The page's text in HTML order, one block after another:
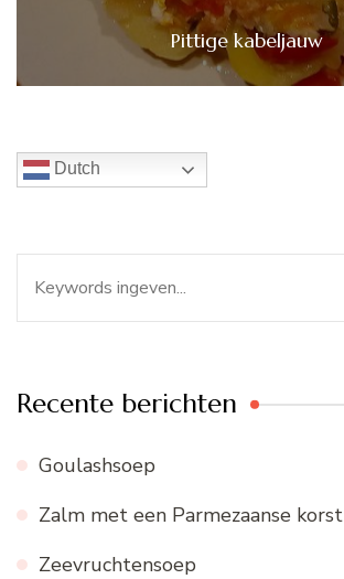
Pittige kabeljauw
Dutch
naar:
Recente berichten
Goulashsoep
Zalm met een Parmezaanse korst
Zeevruchtensoep